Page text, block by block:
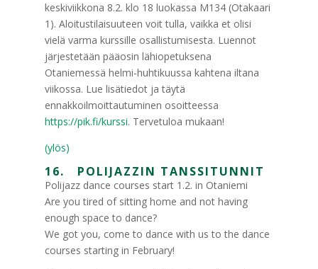
keskiviikkona 8.2. klo 18 luokassa M134 (Otakaari
1). Aloitustilaisuuteen voit tulla, vaikka et olisi
vielä varma kurssille osallistumisesta. Luennot
järjestetään pääosin lähiopetuksena
Otaniemessä helmi-huhtikuussa kahtena iltana
viikossa. Lue lisätiedot ja täytä
ennakkoilmoittautuminen osoitteessa
https://pik.fi/kurssi. Tervetuloa mukaan!
(ylös)
16. POLIJAZZIN TANSSITUNNIT
Polijazz dance courses start 1.2. in Otaniemi
Are you tired of sitting home and not having
enough space to dance?
We got you, come to dance with us to the dance
courses starting in February!